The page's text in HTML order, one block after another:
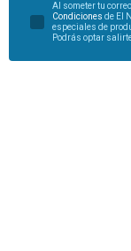
Al someter tu
Condiciones de El
especiales de
Podrás optar